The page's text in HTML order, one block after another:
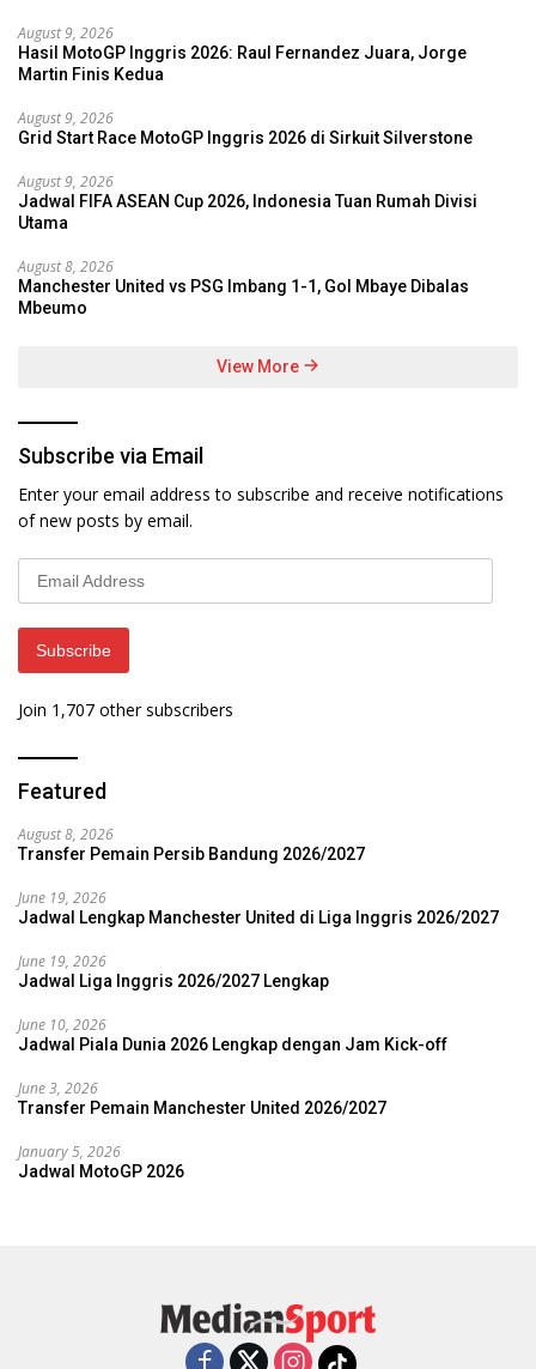
August 9, 2026
Hasil MotoGP Inggris 2026: Raul Fernandez Juara, Jorge
Martin Finis Kedua
August 9, 2026
Grid Start Race MotoGP Inggris 2026 di Sirkuit Silverstone
August 9, 2026
Jadwal FIFA ASEAN Cup 2026, Indonesia Tuan Rumah Divisi
Utama
August 8, 2026
Manchester United vs PSG Imbang 1-1, Gol Mbaye Dibalas
Mbeumo
View More
Subscribe via Email
Enter your email address to subscribe and receive notifications
of new posts by email.
Subscribe
Join 1,707 other subscribers
Featured
August 8, 2026
Transfer Pemain Persib Bandung 2026/2027
June 19, 2026
Jadwal Lengkap Manchester United di Liga Inggris 2026/2027
June 19, 2026
Jadwal Liga Inggris 2026/2027 Lengkap
June 10, 2026
Jadwal Piala Dunia 2026 Lengkap dengan Jam Kick-off
June 3, 2026
Transfer Pemain Manchester United 2026/2027
January 5, 2026
Jadwal MotoGP 2026